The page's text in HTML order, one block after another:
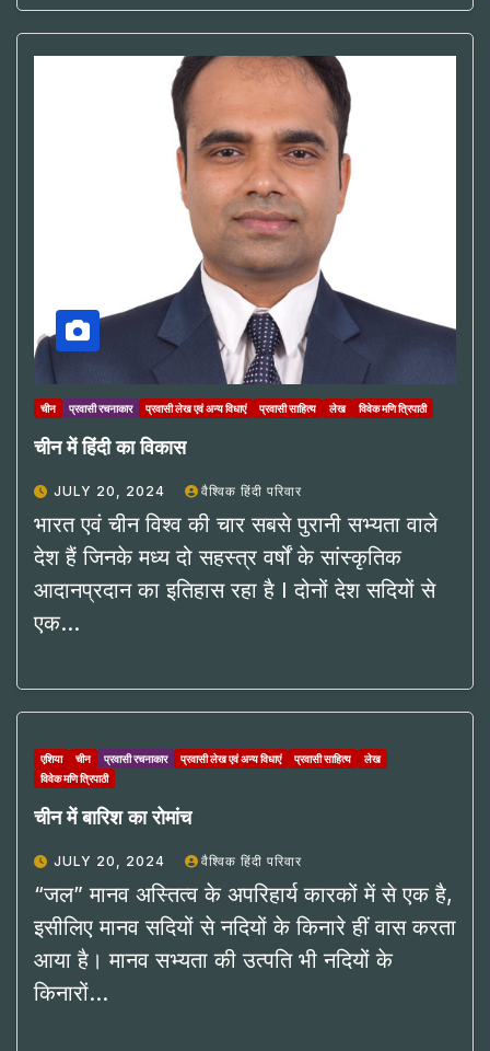
चीन प्रवासी रचनाकार प्रवासी लेख एवं अन्य विधाएं प्रवासी साहित्य लेख विवेक मणि त्रिपाठी
चीन में हिंदी का विकास
JULY 20, 2024 वैश्विक हिंदी परिवार
भारत एवं चीन विश्व की चार सबसे पुरानी सभ्यता वाले
देश हैं जिनके मध्य दो सहस्त्र वर्षों के सांस्कृतिक
आदानप्रदान का इतिहास रहा है I दोनों देश सदियों से
एक…
एशिया चीन प्रवासी रचनाकार प्रवासी लेख एवं अन्य विधाएं प्रवासी साहित्य
लेख
विवेक मणि त्रिपाठी
चीन में बारिश का रोमांच
JULY 20, 2024 वैश्विक हिंदी परिवार
“जल” मानव अस्तित्व के अपरिहार्य कारकों में से एक है,
इसीलिए मानव सदियों से नदियों के किनारे हीं वास करता
आया है। मानव सभ्यता की उत्पति भी नदियों के
किनारों…